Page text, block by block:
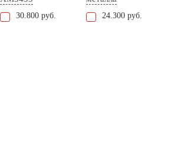
30.800 руб. 24.300 руб.